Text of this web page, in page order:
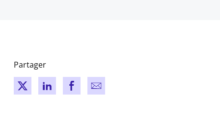
Partager
New windowNew window
New windowNew window